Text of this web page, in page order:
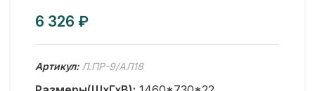
₽
Артикул: Л.ПР-9/АЛ18